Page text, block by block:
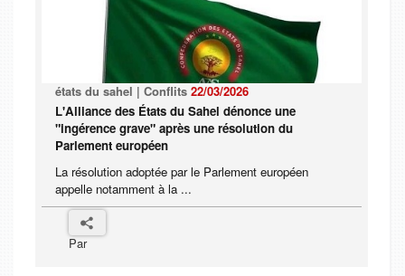
états du sahel | Conflits 22/03/2026
L'Alliance des États du Sahel dénonce une
"ingérence grave" après une résolution du
Parlement européen
La résolution adoptée par le Parlement européen
appelle notamment à la ...
Par